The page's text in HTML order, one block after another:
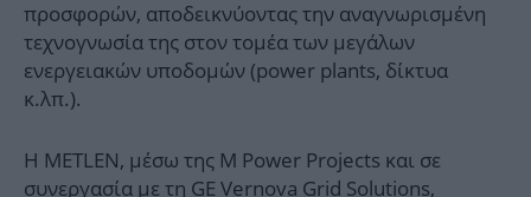
προσφορών, αποδεικνύοντας την αναγνωρισμένη
τεχνογνωσία της στον τομέα των μεγάλων
ενεργειακών υποδομών (power plants, δίκτυα
κ.λπ.).
Η METLEN, μέσω της M Power Projects και σε
συνεργασία με τη GE Vernova Grid Solutions,